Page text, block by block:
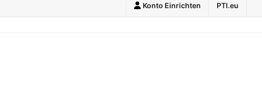
Konto Einrichten PTI.eu